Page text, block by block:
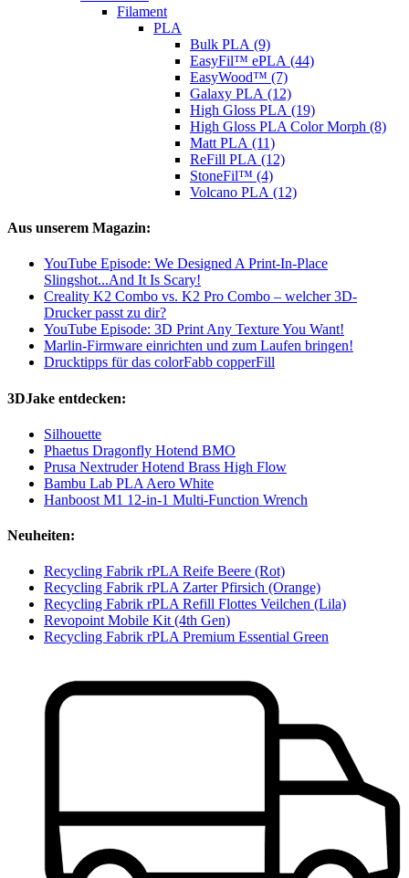
Filament
PLA
Bulk PLA (9)
EasyFil™ ePLA (44)
EasyWood™ (7)
Galaxy PLA (12)
High Gloss PLA (19)
High Gloss PLA Color Morph (8)
Matt PLA (11)
ReFill PLA (12)
StoneFil™ (4)
Volcano PLA (12)
Aus unserem Magazin:
YouTube Episode: We Designed A Print-In-Place
Slingshot...And It Is Scary!
Creality K2 Combo vs. K2 Pro Combo – welcher 3D-
Drucker passt zu dir?
YouTube Episode: 3D Print Any Texture You Want!
Marlin-Firmware einrichten und zum Laufen bringen!
Drucktipps für das colorFabb copperFill
3DJake entdecken:
Silhouette
Phaetus Dragonfly Hotend BMO
Prusa Nextruder Hotend Brass High Flow
Bambu Lab PLA Aero White
Hanboost M1 12-in-1 Multi-Function Wrench
Neuheiten:
Recycling Fabrik rPLA Reife Beere (Rot)
Recycling Fabrik rPLA Zarter Pfirsich (Orange)
Recycling Fabrik rPLA Refill Flottes Veilchen (Lila)
Revopoint Mobile Kit (4th Gen)
Recycling Fabrik rPLA Premium Essential Green